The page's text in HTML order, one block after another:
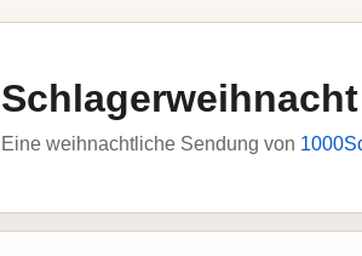
Schlagerweihnacht
Eine weihnachtliche Sendung von